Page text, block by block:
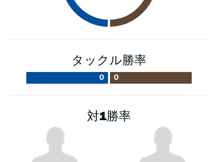
タックル勝率
0 0
対1勝率